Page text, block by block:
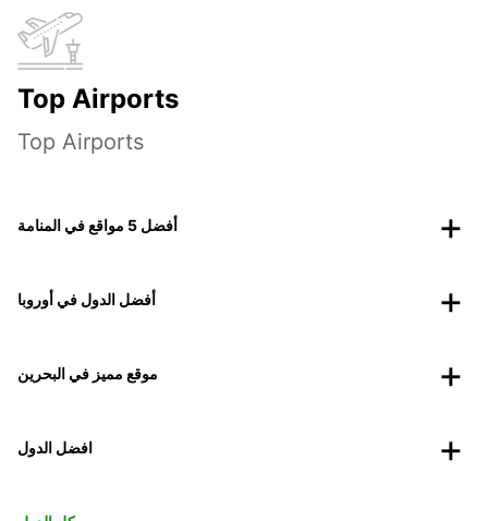
Top Airports
Top Airports
أفضل 5 مواقع في المنامة
أفضل الدول في أوروبا
موقع مميز في البحرين
افضل الدول